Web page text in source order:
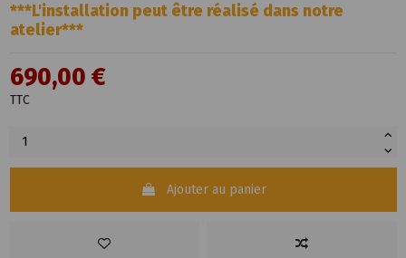
***L'installation peut être réalisé dans notre
atelier***
690,00 €
TTC
Ajouter au panier